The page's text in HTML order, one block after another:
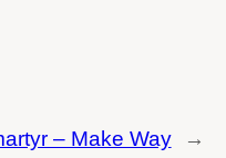
– Make Way →